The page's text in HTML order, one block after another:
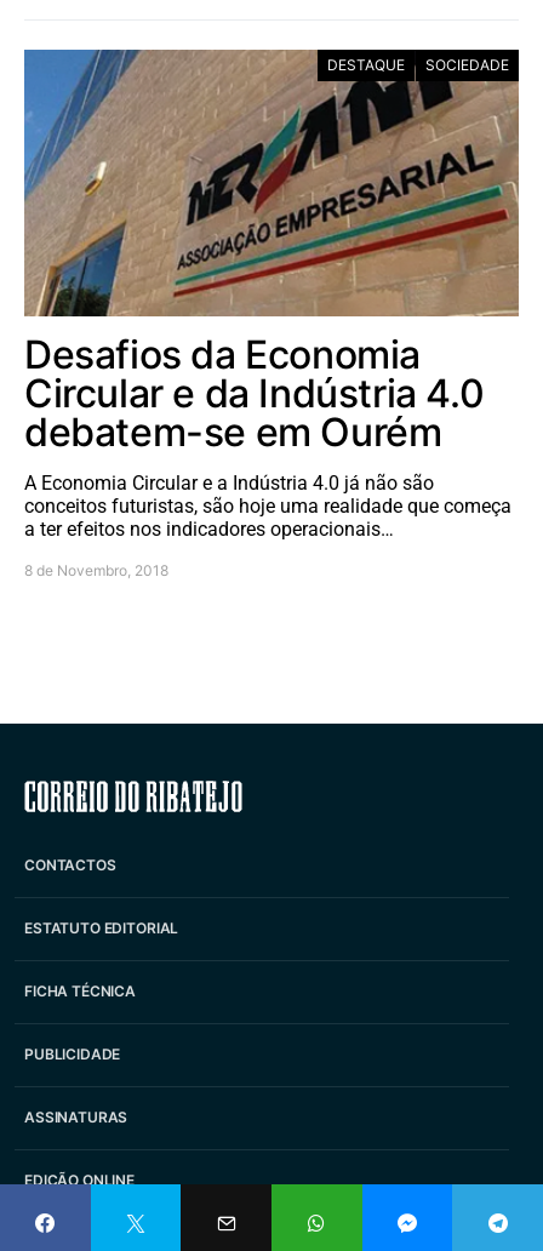
DESTAQUE SOCIEDADE
Desafios da Economia
Circular e da Indústria 4.0
debatem-se em Ourém
A Economia Circular e a Indústria 4.0 já não são
conceitos futuristas, são hoje uma realidade que começa
a ter efeitos nos indicadores operacionais…
8 de Novembro, 2018
Correio do Ribatejo
CONTACTOS
ESTATUTO EDITORIAL
FICHA TÉCNICA
PUBLICIDADE
ASSINATURAS
EDIÇÃO ONLINE